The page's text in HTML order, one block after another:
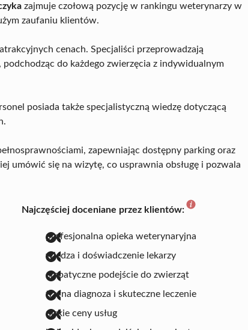
zajmuje czołową pozycję w rankingu weterynarzy w
zaufaniu klientów.
cenach. Specjaliści przeprowadzają
do każdego zwierzęcia z indywidualnym
posiada także specjalistyczną wiedzę dotyczącą
zapewniając dostępny parking oraz
umówić się na wizytę, co usprawnia obsługę i pozwala
Najczęściej doceniane przez klientów:
profesjonalna opieka weterynaryjna
wiedza i doświadczenie lekarzy
empatyczne podejście do zwierząt
trafna diagnoza i skuteczne leczenie
niskie ceny usług